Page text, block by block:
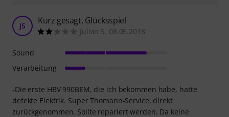
JS Kurz gesagt, Glücksspiel
Julian S. 08.05.2018
-Die erste HBV 990BEM, die ich bekommen habe, hatte
defekte Elektrik. Super Thomann-Service, direkt
zurückgenommen. Sollte repariert werden. Da keine
Sound
Verarbeitung